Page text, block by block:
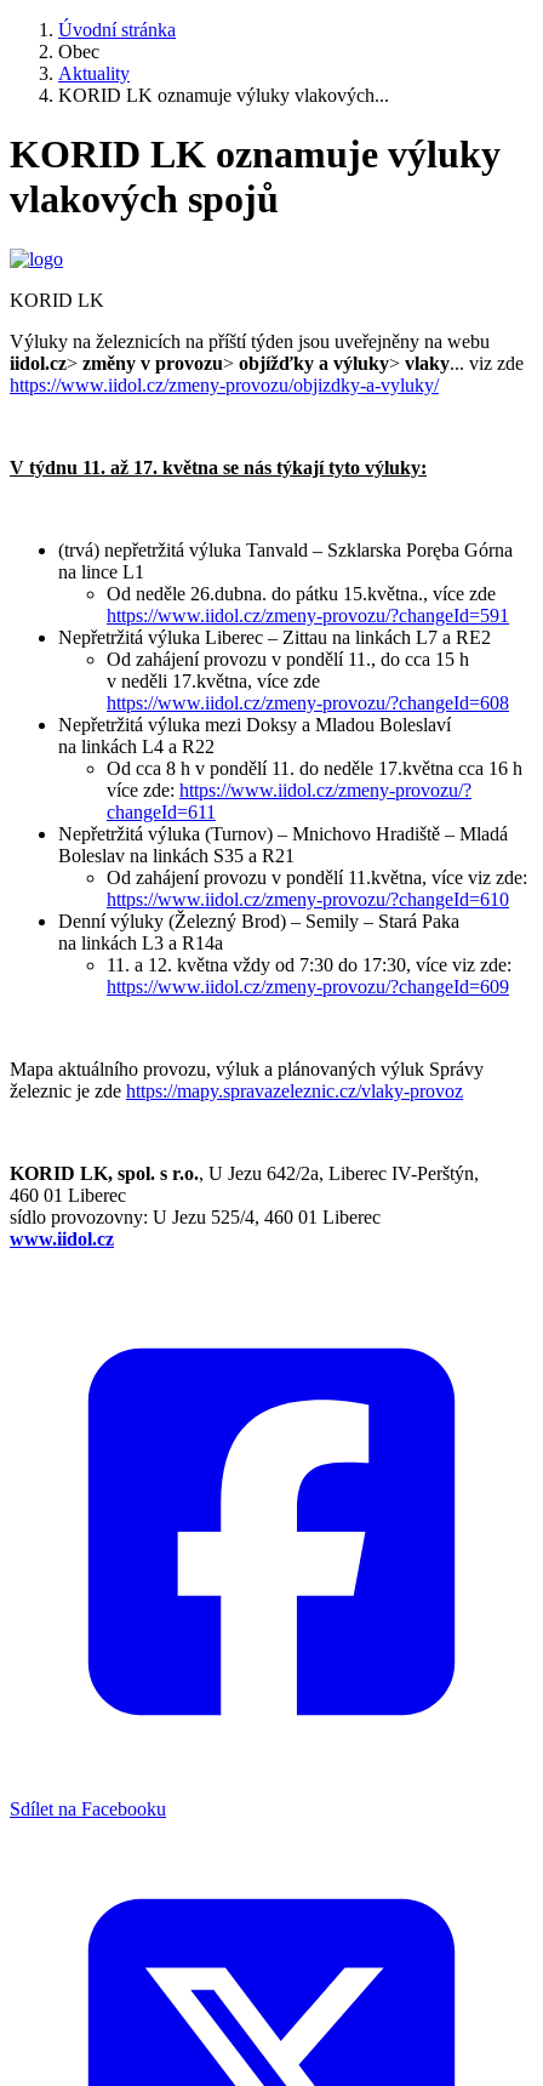
Úvodní stránka
Obec
Aktuality
KORID LK oznamuje výluky vlakových...
KORID LK oznamuje výluky
vlakových spojů
KORID LK
Výluky na železnicích na příští týden jsou uveřejněny na webu
iidol.cz> změny v provozu> objížďky a výluky> vlaky... viz zde
https://www.iidol.cz/zmeny-provozu/objizdky-a-vyluky/
V týdnu 11. až 17. května se nás týkají tyto výluky:
(trvá) nepřetržitá výluka Tanvald – Szklarska Poręba Górna
na lince L1
Od neděle 26.dubna. do pátku 15.května., více zde
https://www.iidol.cz/zmeny-provozu/?changeId=591
Nepřetržitá výluka Liberec – Zittau na linkách L7 a RE2
Od zahájení provozu v pondělí 11., do cca 15 h
v neděli 17.května, více zde
https://www.iidol.cz/zmeny-provozu/?changeId=608
Nepřetržitá výluka mezi Doksy a Mladou Boleslaví
na linkách L4 a R22
Od cca 8 h v pondělí 11. do neděle 17.května cca 16 h
více zde: https://www.iidol.cz/zmeny-provozu/?
changeId=611
Nepřetržitá výluka (Turnov) – Mnichovo Hradiště – Mladá
Boleslav na linkách S35 a R21
Od zahájení provozu v pondělí 11.května, více viz zde:
https://www.iidol.cz/zmeny-provozu/?changeId=610
Denní výluky (Železný Brod) – Semily – Stará Paka
na linkách L3 a R14a
11. a 12. května vždy od 7:30 do 17:30, více viz zde:
https://www.iidol.cz/zmeny-provozu/?changeId=609
Mapa aktuálního provozu, výluk a plánovaných výluk Správy
železnic je zde https://mapy.spravazeleznic.cz/vlaky-provoz
KORID LK, spol. s r.o., U Jezu 642/2a, Liberec IV-Perštýn,
460 01 Liberec
sídlo provozovny: U Jezu 525/4, 460 01 Liberec
www.iidol.cz
Sdílet na Facebooku